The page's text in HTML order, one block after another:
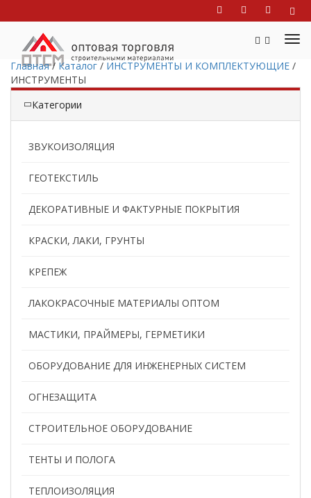
Главная /Каталог / ИНСТРУМЕНТЫ И КОМПЛЕКТУЮЩИЕ /
ИНСТРУМЕНТЫ
Категории
ЗВУКОИЗОЛЯЦИЯ
ГЕОТЕКСТИЛЬ
ДЕКОРАТИВНЫЕ И ФАКТУРНЫЕ ПОКРЫТИЯ
КРАСКИ, ЛАКИ, ГРУНТЫ
КРЕПЕЖ
ЛАКОКРАСОЧНЫЕ МАТЕРИАЛЫ ОПТОМ
МАСТИКИ, ПРАЙМЕРЫ, ГЕРМЕТИКИ
ОБОРУДОВАНИЕ ДЛЯ ИНЖЕНЕРНЫХ СИСТЕМ
ОГНЕЗАЩИТА
СТРОИТЕЛЬНОЕ ОБОРУДОВАНИЕ
ТЕНТЫ И ПОЛОГА
ТЕПЛОИЗОЛЯЦИЯ